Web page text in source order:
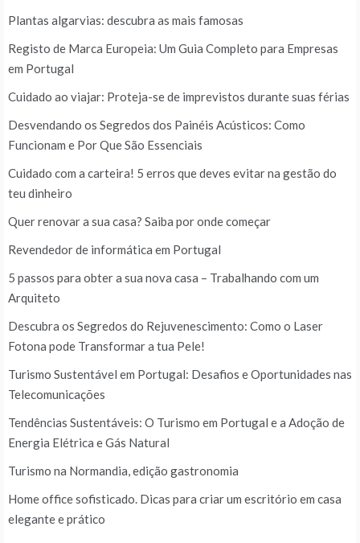
Plantas algarvias: descubra as mais famosas
Registo de Marca Europeia: Um Guia Completo para Empresas
em Portugal
Cuidado ao viajar: Proteja-se de imprevistos durante suas férias
Desvendando os Segredos dos Painéis Acústicos: Como
Funcionam e Por Que São Essenciais
Cuidado com a carteira! 5 erros que deves evitar na gestão do
teu dinheiro
Quer renovar a sua casa? Saiba por onde começar
Revendedor de informática em Portugal
5 passos para obter a sua nova casa – Trabalhando com um
Arquiteto
Descubra os Segredos do Rejuvenescimento: Como o Laser
Fotona pode Transformar a tua Pele!
Turismo Sustentável em Portugal: Desafios e Oportunidades nas
Telecomunicações
Tendências Sustentáveis: O Turismo em Portugal e a Adoção de
Energia Elétrica e Gás Natural
Turismo na Normandia, edição gastronomia
Home office sofisticado. Dicas para criar um escritório em casa
elegante e prático